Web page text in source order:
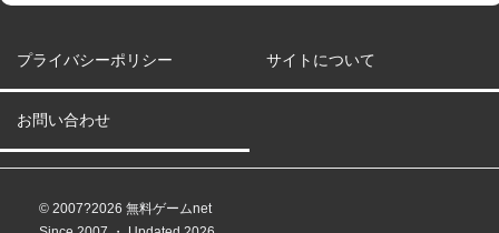
プライバシーポリシー サイトについて
お問い合わせ
© 2007?2026 無料ゲームnet